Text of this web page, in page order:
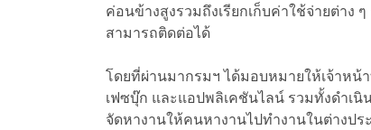
ค่อนข้างสูงรวมถึงเรียกเก็บค่าใช้จ่ายต่าง
สามารถติดต่อได้
โดยที่ผ่านมากรมฯ ได้มอบหมายให้เจ้าหน้
เฟซบุ๊ก และแอปพลิเคชันไลน์ รวมทั้งดำ
จัดหางานให้คนหางานไปทำงานในต่างป